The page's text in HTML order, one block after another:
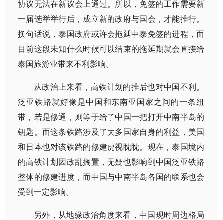
协议无法在新议会上通过。所以，免签的工作需要新
一届选举举行后，成立新的政府与国会，才能推行。
换句话说，泰国政府或许会拖延中泰免签的进程，而
目前这段未知什么时候可以结束的拖延期就会直接给
泰国旅游业带来不利影响。
从政治上来看，高铁计划的推后也对中国不利。
泛亚铁路就好像是中国和东南亚国家之间的一条纽
带，若是修通，则等于给了中国一把打开中南半岛的
钥匙。而这条铁路涉及了太多国家自身的利益，美国
和日本也对该铁路的修建虎视眈眈。现在，泰国境内
的高铁计划因政乱搁置，无疑也影响到中国泛亚铁路
整体的修建进度，而中国与中南半岛各国的联系也会
受到一定影响。
另外，从地缘政治角度来看，中国现时周边格局